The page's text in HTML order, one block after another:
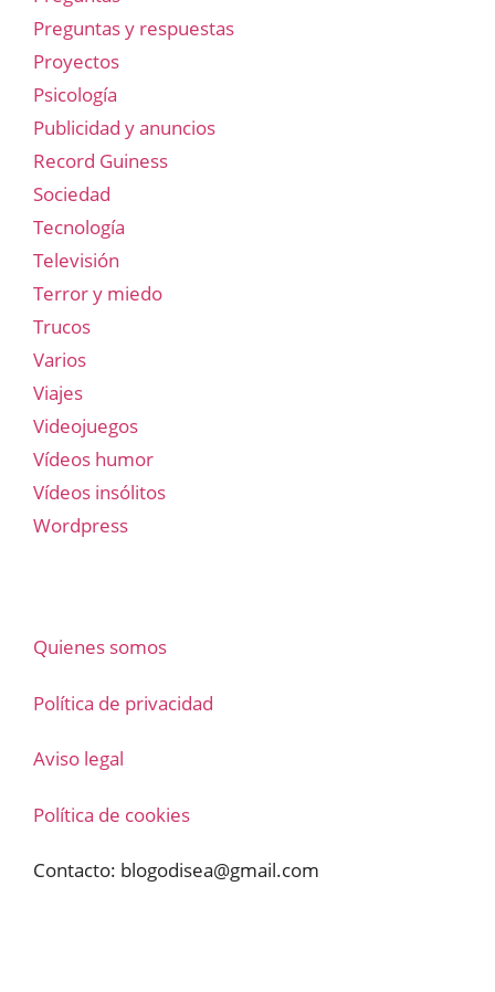
Preguntas y respuestas
Proyectos
Psicología
Publicidad y anuncios
Record Guiness
Sociedad
Tecnología
Televisión
Terror y miedo
Trucos
Varios
Viajes
Videojuegos
Vídeos humor
Vídeos insólitos
Wordpress
Quienes somos
Política de privacidad
Aviso legal
Política de cookies
Contacto: blogodisea@gmail.com